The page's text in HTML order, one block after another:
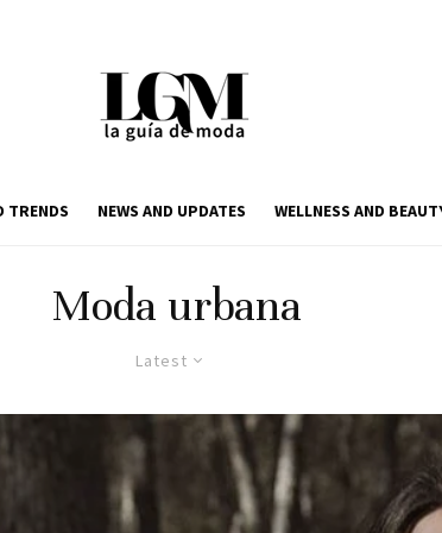
TRENDS NEWS AND UPDATES WELLNESS AND
Moda urbana
Latest